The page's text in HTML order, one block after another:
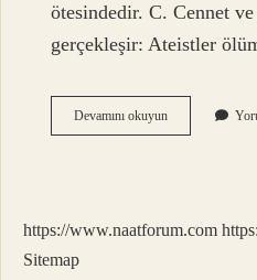
ötesindedir. C. Cennet
gerçekleşir: Ateistler
Devamını okuyunAteistler
Neden
https://www.naatforum.com
Sitemap